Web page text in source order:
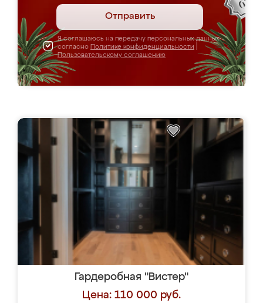
Отправить
Я соглашаюсь на передачу персональных данных
согласно Политике конфиденциальности
Пользовательскому соглашению
Гардеробная "Вистер"
Цена: 110 000 руб.